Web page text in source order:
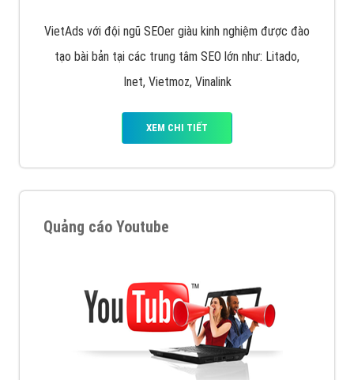
VietAds với đội ngũ SEOer giàu kinh nghiệm được đào
tạo bài bản tại các trung tâm SEO lớn như: Litado,
Inet, Vietmoz, Vinalink
XEM CHI TIẾT
Quảng cáo Youtube